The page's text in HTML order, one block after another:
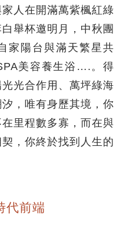
人在開滿萬紫楓紅綠
舉杯邀明月，中秋團
家陽台與滿天繁星共
美容養生浴….。得
光合作用、萬坪綠海
，唯有身歷其境，你
里程數多寡，而在與
，你終於找到人生的
代前端